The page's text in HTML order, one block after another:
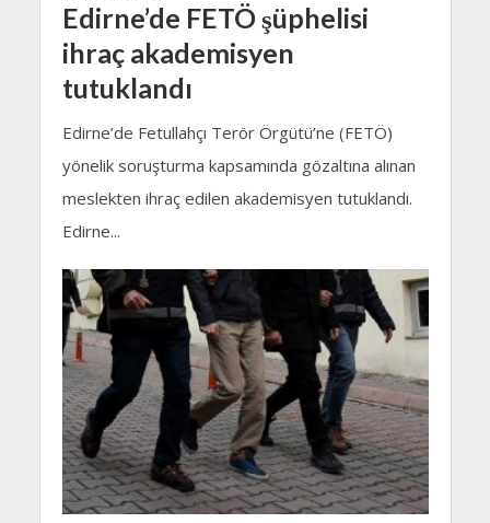
Edirne’de FETÖ şüphelisi
ihraç akademisyen
tutuklandı
Edirne’de Fetullahçı Terör Örgütü’ne (FETÖ)
yönelik soruşturma kapsamında gözaltına alınan
meslekten ihraç edilen akademisyen tutuklandı.
Edirne...